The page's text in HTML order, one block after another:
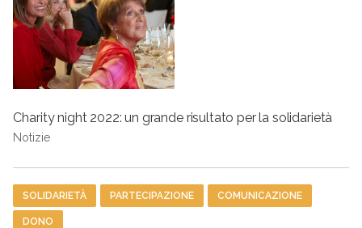
Charity night 2022: un grande risultato per la solidarietà
Notizie
Tag
SOLIDARIETÀ PARTECIPAZIONE COMUNICAZIONE
DONO